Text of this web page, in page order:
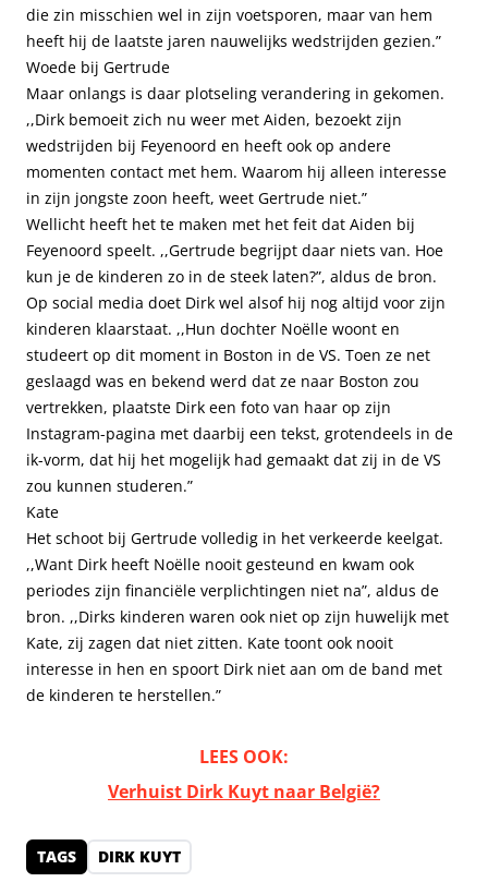
die zin misschien wel in zijn voetsporen, maar van hem
heeft hij de laatste jaren nauwelijks wedstrijden gezien.”
Woede bij Gertrude
Maar onlangs is daar plotseling verandering in gekomen.
,,Dirk bemoeit zich nu weer met Aiden, bezoekt zijn
wedstrijden bij Feyenoord en heeft ook op andere
momenten contact met hem. Waarom hij alleen interesse
in zijn jongste zoon heeft, weet Gertrude niet.”
Wellicht heeft het te maken met het feit dat Aiden bij
Feyenoord speelt. ,,Gertrude begrijpt daar niets van. Hoe
kun je de kinderen zo in de steek laten?”, aldus de bron.
Op social media doet Dirk wel alsof hij nog altijd voor zijn
kinderen klaarstaat. ,,Hun dochter Noëlle woont en
studeert op dit moment in Boston in de VS. Toen ze net
geslaagd was en bekend werd dat ze naar Boston zou
vertrekken, plaatste Dirk een foto van haar op zijn
Instagram-pagina met daarbij een tekst, grotendeels in de
ik-vorm, dat hij het mogelijk had gemaakt dat zij in de VS
zou kunnen studeren.”
Kate
Het schoot bij Gertrude volledig in het verkeerde keelgat.
,,Want Dirk heeft Noëlle nooit gesteund en kwam ook
periodes zijn financiële verplichtingen niet na”, aldus de
bron. ,,Dirks kinderen waren ook niet op zijn huwelijk met
Kate, zij zagen dat niet zitten. Kate toont ook nooit
interesse in hen en spoort Dirk niet aan om de band met
de kinderen te herstellen.”
LEES OOK:
Verhuist Dirk Kuyt naar België?
TAGS DIRK KUYT